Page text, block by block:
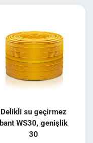
Delikli su geçirmez
bant WS30, genişlik
30